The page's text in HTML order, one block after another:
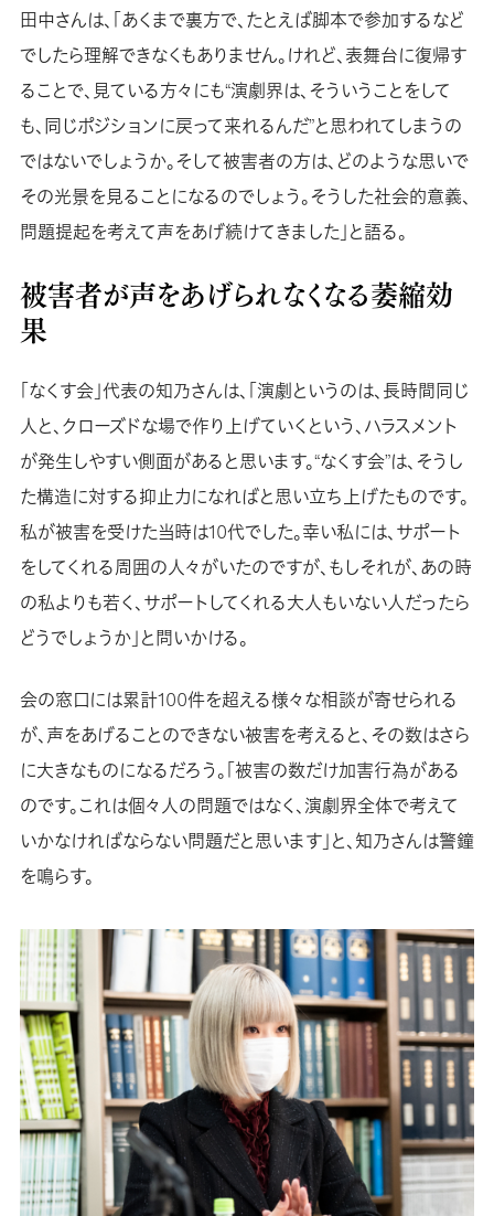
田中さんは、「あくまで裏方で、たとえば脚本で参加するなど
でしたら理解できなくもありません。けれど、表舞台に復帰す
ることで、見ている方々にも“演劇界は、そういうことをして
も、同じポジションに戻って来れるんだ”と思われてしまうの
ではないでしょうか。そして被害者の方は、どのような思いで
その光景を見ることになるのでしょう。そうした社会的意義、
問題提起を考えて声をあげ続けてきました」と語る。
被害者が声をあげられなくなる萎縮効
果
「なくす会」代表の知乃さんは、「演劇というのは、長時間同じ
人と、クローズドな場で作り上げていくという、ハラスメント
が発生しやすい側面があると思います。“なくす会”は、そうし
た構造に対する抑止力になればと思い立ち上げたものです。
私が被害を受けた当時は10代でした。幸い私には、サポート
をしてくれる周囲の人々がいたのですが、もしそれが、あの時
の私よりも若く、サポートしてくれる大人もいない人だったら
どうでしょうか」と問いかける。
会の窓口には累計100件を超える様々な相談が寄せられる
が、声をあげることのできない被害を考えると、その数はさら
に大きなものになるだろう。「被害の数だけ加害行為がある
のです。これは個々人の問題ではなく、演劇界全体で考えて
いかなければならない問題だと思います」と、知乃さんは警鐘
を鳴らす。